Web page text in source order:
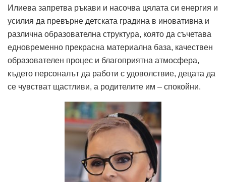
Илиева запретва ръкави и насочва цялата си енергия и
усилия да превърне детската градина в иновативна и
различна образователна структура, която да съчетава
едновременно прекрасна материална база, качествен
образователен процес и благоприятна атмосфера,
където персоналът да работи с удоволствие, децата да
се чувстват щастливи, а родителите им – спокойни.